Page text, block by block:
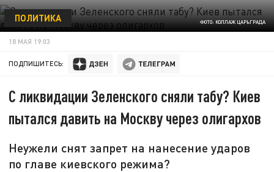
ФОТО: КОЛЛАЖ ЦАРЬГРАДА
ПОЛИТИКА
18 МАЯ 19:03
ПОДПИШИТЕСЬ:
С ликвидации Зеленского сняли табу? Киев
пытался давить на Москву через олигархов
Неужели снят запрет на нанесение ударов
по главе киевского режима?